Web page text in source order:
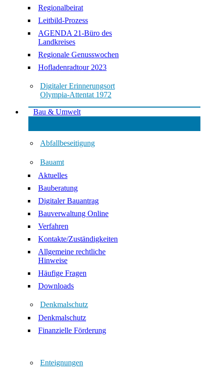
Regionalbeirat
Leitbild-Prozess
AGENDA 21-Büro des
Landkreises
Regionale Genusswochen
Hofladenradtour 2023
Digitaler Erinnerungsort
Olympia-Attentat 1972
Bau & Umwelt
Abfallbeseitigung
Bauamt
Aktuelles
Bauberatung
Digitaler Bauantrag
Bauverwaltung Online
Verfahren
Kontakte/Zuständigkeiten
Allgemeine rechtliche
Hinweise
Häufige Fragen
Downloads
Denkmalschutz
Denkmalschutz
Finanzielle Förderung
Enteignungen